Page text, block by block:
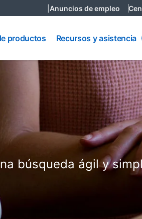
Anuncios de empleo
productos
y
Recursos y asistencia
búsqueda ágil y